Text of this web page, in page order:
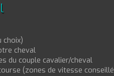
choix)
cheval
du couple cavalier/cheval
(zones de vitesse